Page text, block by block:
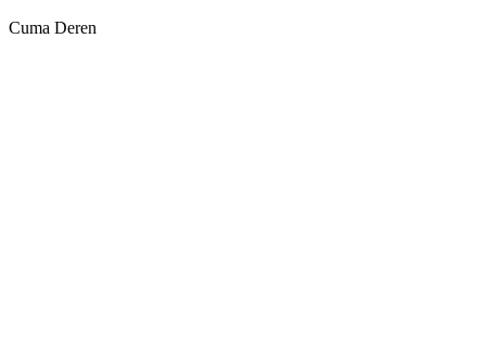
Cuma Deren